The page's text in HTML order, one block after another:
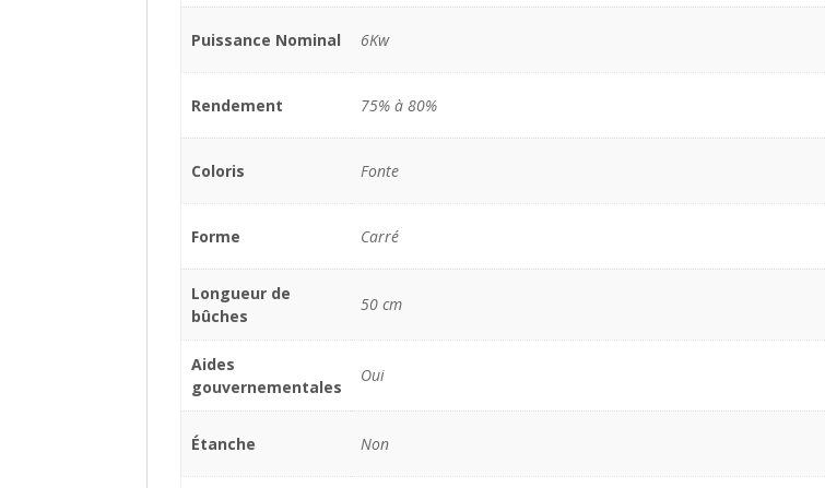
Puissance Nominal 6Kw
Rendement 75% à 80%
Coloris Fonte
Forme Carré
Longueur de
bûches
50 cm
Aides
gouvernementales
Oui
Étanche Non